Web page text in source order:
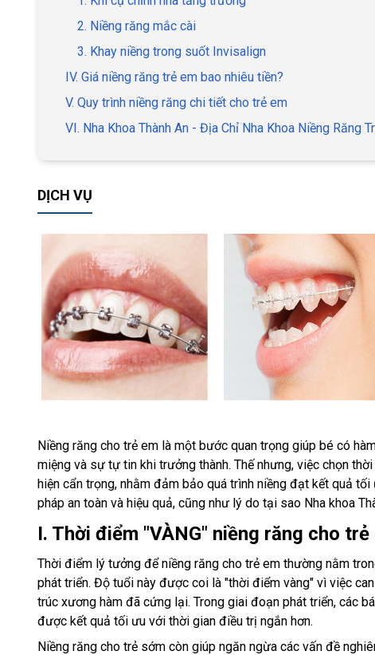
2. Niềng răng mắc cài
3. Khay niềng trong suốt Invisalign
IV. Giá niềng răng trẻ em bao nhiêu tiền?
V. Quy trình niềng răng chi tiết cho trẻ em
VI. Nha Khoa Thành An - Địa Chỉ Nha Khoa Niềng Răng
DỊCH VỤ
Niềng răng cho trẻ em là một bước quan trọng giúp bé có
miệng và sự tự tin khi trưởng thành. Thế nhưng, việc chọn
hiện cẩn trọng, nhằm đảm bảo quá trình niềng đạt kết quả
pháp an toàn và hiệu quả, cũng như lý do tại sao Nha khoa
I. Thời điểm "VÀNG" niềng răng cho trẻ
Thời điểm lý tưởng để niềng răng cho trẻ em thường nằm
phát triển. Độ tuổi này được coi là "thời điểm vàng" vì việc
trúc xương hàm đã cứng lại. Trong giai đoạn phát triển, các
được kết quả tối ưu với thời gian điều trị ngắn hơn.
Niềng răng cho trẻ sớm còn giúp ngăn ngừa các vấn đề